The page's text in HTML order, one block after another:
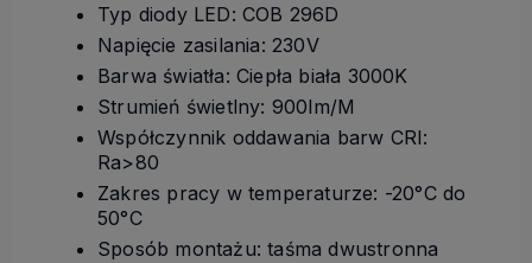
Typ diody LED: COB 296D
Napięcie zasilania: 230V
Barwa światła: Ciepła biała 3000K
Strumień świetlny: 900lm/M
Współczynnik oddawania barw CRI:
Ra>80
Zakres pracy w temperaturze: -20°C do
50°C
Sposób montażu: taśma dwustronna